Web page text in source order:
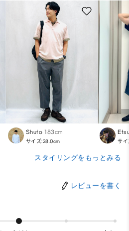
Shuto 183cm
サイズ:28.0cm サ
スタイリングをもっとみる
レビューを書く